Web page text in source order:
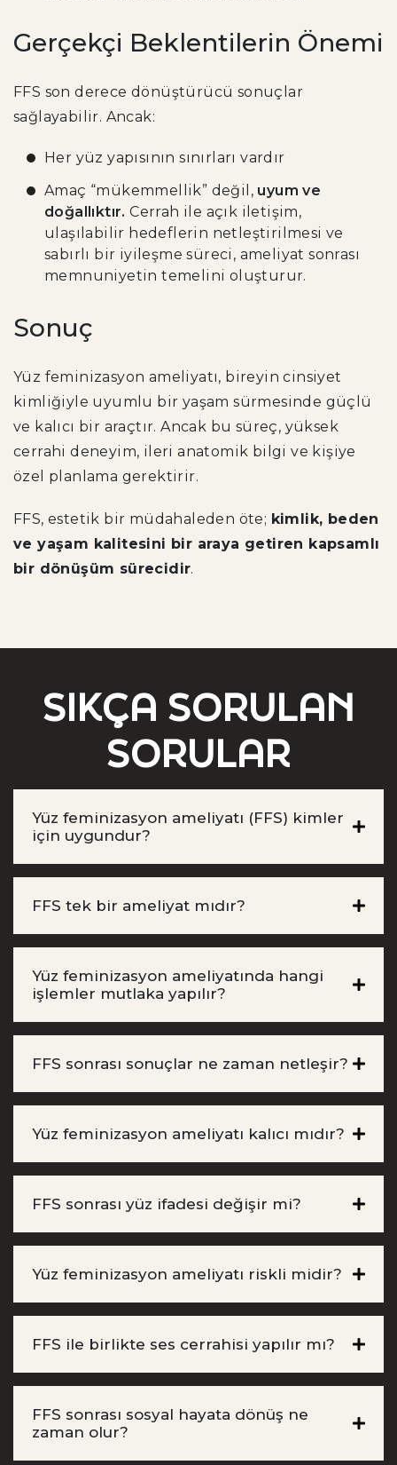
Gerçekçi Beklentilerin Önemi
FFS son derece dönüştürücü sonuçlar
sağlayabilir. Ancak:
Her yüz yapısının sınırları vardır
Amaç “mükemmellik” değil, uyum ve
doğallıktır. Cerrah ile açık iletişim,
ulaşılabilir hedeflerin netleştirilmesi ve
sabırlı bir iyileşme süreci, ameliyat sonrası
memnuniyetin temelini oluşturur.
Sonuç
Yüz feminizasyon ameliyatı, bireyin cinsiyet
kimliğiyle uyumlu bir yaşam sürmesinde güçlü
ve kalıcı bir araçtır. Ancak bu süreç, yüksek
cerrahi deneyim, ileri anatomik bilgi ve kişiye
özel planlama gerektirir.
FFS, estetik bir müdahaleden öte; kimlik, beden
ve yaşam kalitesini bir araya getiren kapsamlı
bir dönüşüm sürecidir.
SIKÇA SORULAN
SORULAR
Yüz feminizasyon ameliyatı (FFS) kimler
için uygundur?
FFS tek bir ameliyat mıdır?
Yüz feminizasyon ameliyatında hangi
işlemler mutlaka yapılır?
FFS sonrası sonuçlar ne zaman netleşir?
Yüz feminizasyon ameliyatı kalıcı mıdır?
FFS sonrası yüz ifadesi değişir mi?
Yüz feminizasyon ameliyatı riskli midir?
FFS ile birlikte ses cerrahisi yapılır mı?
FFS sonrası sosyal hayata dönüş ne
zaman olur?